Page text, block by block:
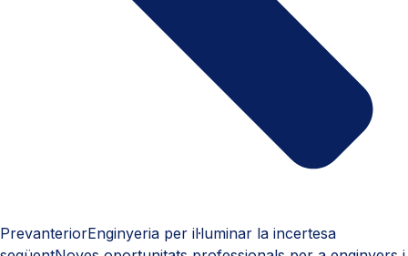
PrevanteriorEnginyeria per il·luminar la incertesa